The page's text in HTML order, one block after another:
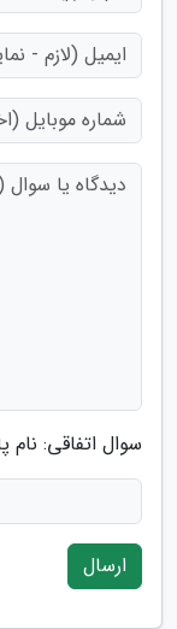
سوال اتفاقی:
ارسال